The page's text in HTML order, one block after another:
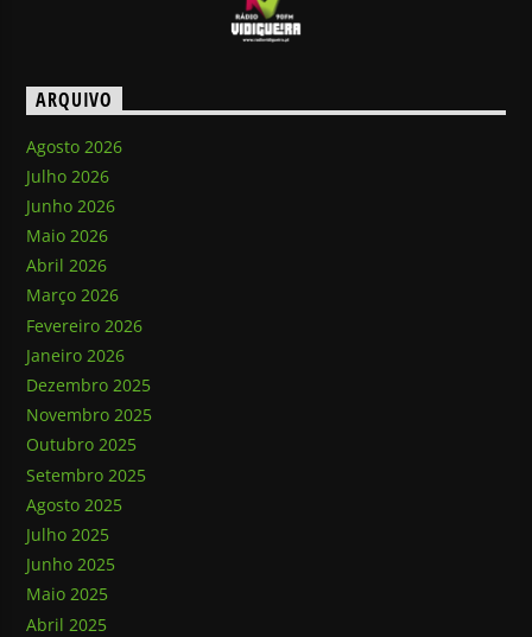
ARQUIVO
Agosto 2026
Julho 2026
Junho 2026
Maio 2026
Abril 2026
Março 2026
Fevereiro 2026
Janeiro 2026
Dezembro 2025
Novembro 2025
Outubro 2025
Setembro 2025
Agosto 2025
Julho 2025
Junho 2025
Maio 2025
Abril 2025